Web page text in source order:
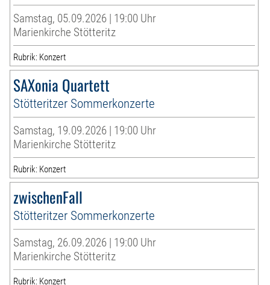
Samstag, 05.09.2026 | 19:00 Uhr
Marienkirche Stötteritz
Rubrik: Konzert
SAXonia Quartett
Stötteritzer Sommerkonzerte
Samstag, 19.09.2026 | 19:00 Uhr
Marienkirche Stötteritz
Rubrik: Konzert
zwischenFall
Stötteritzer Sommerkonzerte
Samstag, 26.09.2026 | 19:00 Uhr
Marienkirche Stötteritz
Rubrik: Konzert